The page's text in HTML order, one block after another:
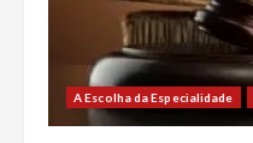
A Escolha da Especialidade